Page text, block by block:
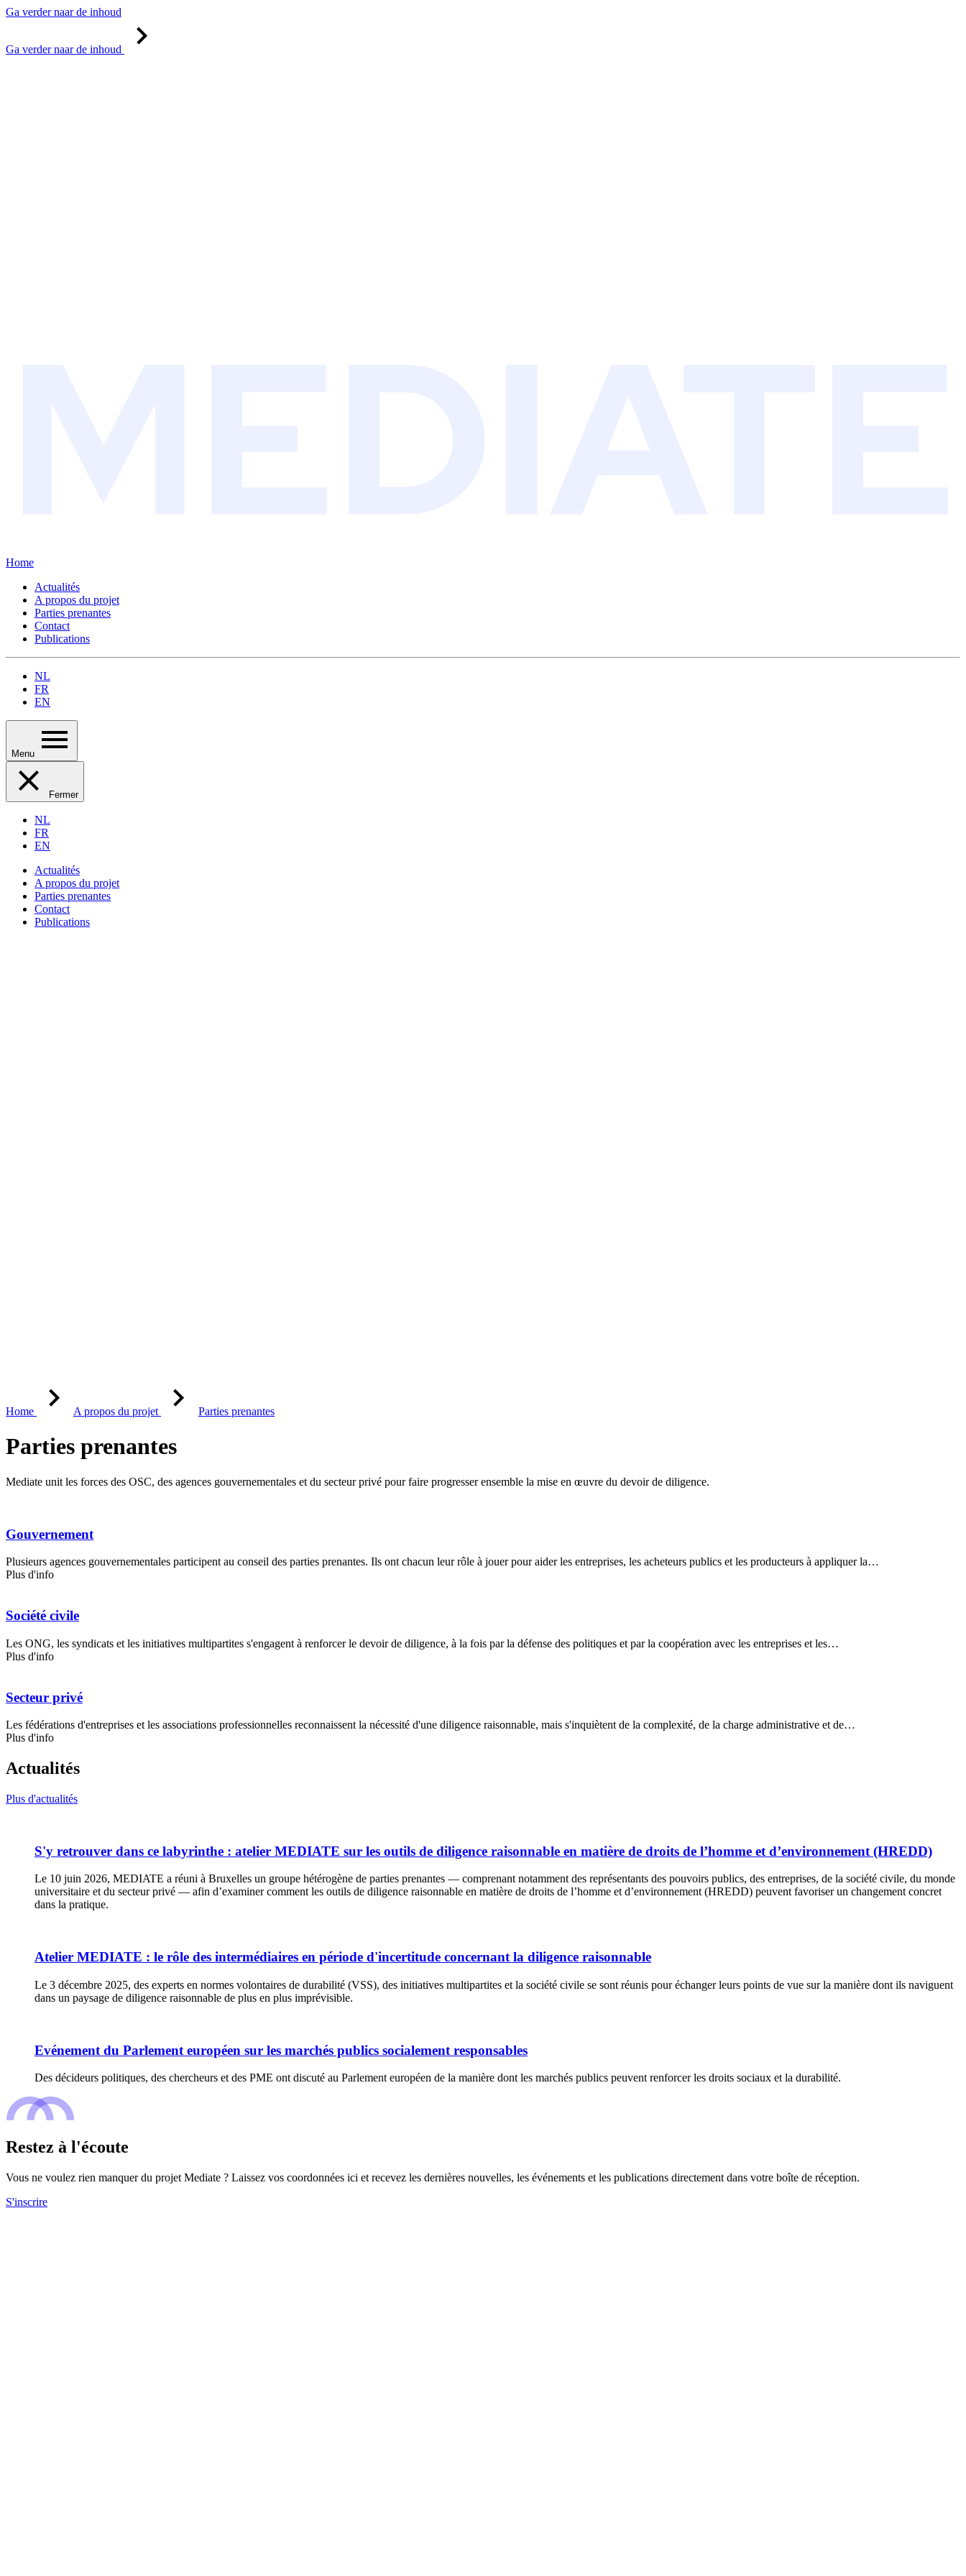
Ga verder naar de inhoud
Ga verder naar de inhoud
Home
Actualités
A propos du projet
Parties prenantes
Contact
Publications
NL
FR
EN
Menu
Fermer
NL
FR
EN
Actualités
A propos du projet
Parties prenantes
Contact
Publications
Home A propos du projet Parties prenantes
Parties prenantes
Mediate unit les forces des OSC, des agences gouvernementales et du secteur privé pour faire progresser ensemble la mise en œuvre du devoir de diligence.
Gou­ver­ne­ment
Plusieurs agences gouvernementales participent au conseil des parties prenantes. Ils ont chacun leur rôle à jouer pour aider les entreprises, les acheteurs publics et les producteurs à appliquer la…
Plus d'info
Société civile
Les ONG, les syndicats et les initiatives multipartites s'engagent à renforcer le devoir de diligence, à la fois par la défense des politiques et par la coopération avec les entreprises et les…
Plus d'info
Secteur privé
Les fédérations d'entreprises et les associations professionnelles reconnaissent la nécessité d'une diligence raisonnable, mais s'inquiètent de la complexité, de la charge administrative et de…
Plus d'info
Actualités
Plus d'actualités
S'y retrouver dans ce labyrinthe : atelier MEDIATE sur les outils de diligence raisonnable en matière de droits de l’homme et d’en­vi­ron­ne­ment (HREDD)
Le 10 juin 2026, MEDIATE a réuni à Bruxelles un groupe hétérogène de parties prenantes — comprenant notamment des représentants des pouvoirs publics, des entreprises, de la société civile, du monde
universitaire et du secteur privé — afin d’examiner comment les outils de diligence raisonnable en matière de droits de l’homme et d’environnement (HREDD) peuvent favoriser un changement concret
dans la pratique.
Atelier MEDIATE : le rôle des in­ter­mé­diaires en période d'in­cer­ti­tude concernant la diligence raisonnable
Le 3 décembre 2025, des experts en normes volontaires de durabilité (VSS), des initiatives multipartites et la société civile se sont réunis pour échanger leurs points de vue sur la manière dont ils naviguent
dans un paysage de diligence raisonnable de plus en plus imprévisible.
Evénement du Parlement européen sur les marchés publics socialement res­pon­sables
Des décideurs politiques, des chercheurs et des PME ont discuté au Parlement européen de la manière dont les marchés publics peuvent renforcer les droits sociaux et la durabilité.
Restez à l'écoute
Vous ne voulez rien manquer du projet Mediate ? Laissez vos coordonnées ici et recevez les dernières nouvelles, les événements et les publications directement dans votre boîte de réception.
S'inscrire